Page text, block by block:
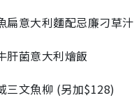
扁意大利麵配忌廉刁草汁
肝菌意大利燴飯
三文魚柳 (另加$128)